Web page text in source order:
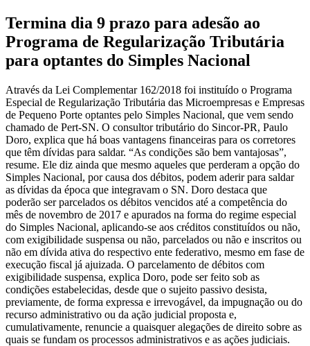
Termina dia 9 prazo para adesão ao
Programa de Regularização Tributária
para optantes do Simples Nacional
Através da Lei Complementar 162/2018 foi instituído o Programa
Especial de Regularização Tributária das Microempresas e Empresas
de Pequeno Porte optantes pelo Simples Nacional, que vem sendo
chamado de Pert-SN. O consultor tributário do Sincor-PR, Paulo
Doro, explica que há boas vantagens financeiras para os corretores
que têm dívidas para saldar. “As condições são bem vantajosas”,
resume. Ele diz ainda que mesmo aqueles que perderam a opção do
Simples Nacional, por causa dos débitos, podem aderir para saldar
as dívidas da época que integravam o SN. Doro destaca que
poderão ser parcelados os débitos vencidos até a competência do
mês de novembro de 2017 e apurados na forma do regime especial
do Simples Nacional, aplicando-se aos créditos constituídos ou não,
com exigibilidade suspensa ou não, parcelados ou não e inscritos ou
não em dívida ativa do respectivo ente federativo, mesmo em fase de
execução fiscal já ajuizada. O parcelamento de débitos com
exigibilidade suspensa, explica Doro, pode ser feito sob as
condições estabelecidas, desde que o sujeito passivo desista,
previamente, de forma expressa e irrevogável, da impugnação ou do
recurso administrativo ou da ação judicial proposta e,
cumulativamente, renuncie a quaisquer alegações de direito sobre as
quais se fundam os processos administrativos e as ações judiciais.